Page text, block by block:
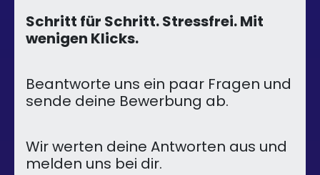
Schritt für Schritt. Stressfrei. Mit
wenigen Klicks.
Beantworte uns ein paar Fragen und
sende deine Bewerbung ab.
Wir werten deine Antworten aus und
melden uns bei dir.